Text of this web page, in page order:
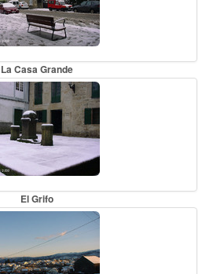
La Casa Grande
El Grifo